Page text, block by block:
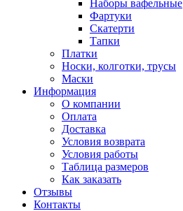
Наборы вафельные
Фартуки
Скатерти
Тапки
Платки
Носки, колготки, трусы
Маски
Информация
О компании
Оплата
Доставка
Условия возврата
Условия работы
Таблица размеров
Как заказать
Отзывы
Контакты